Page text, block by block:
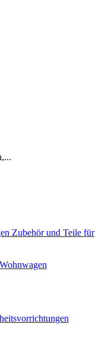
Zubehör und Teile für